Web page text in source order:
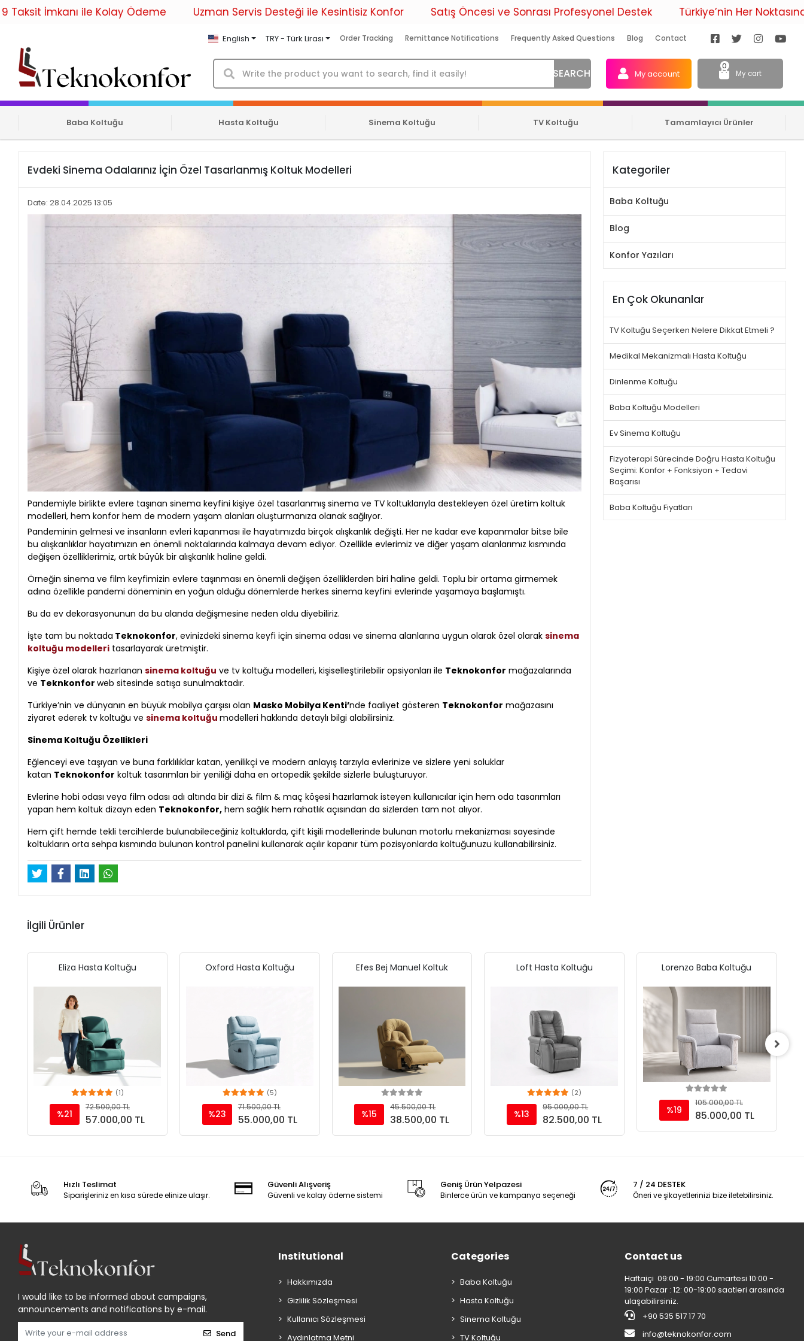
ile Kolay Ödeme Uzman Servis Desteği ile Kesintisiz Konfor Satış Öncesi ve Sonrası Profesyonel Destek Türkiye’nin Her Noktasına
English TRY - Türk Lirası Order Tracking Remittance Notifications Frequently Asked Questions Blog Contact
SEARCH My account My cart
0
Baba Koltuğu Hasta Koltuğu Sinema Koltuğu TV Koltuğu Tamamlayıcı Ürünler
Evdeki Sinema Odalarınız İçin Özel Tasarlanmış Koltuk Modelleri
Date: 28.04.2025 13:05
Pandemiyle birlikte evlere taşınan sinema keyfini kişiye özel tasarlanmış sinema ve TV koltuklarıyla destekleyen özel üretim koltuk
modelleri, hem konfor hem de modern yaşam alanları oluşturmanıza olanak sağlıyor.
Pandeminin gelmesi ve insanların evleri kapanması ile hayatımızda birçok alışkanlık değişti. Her ne kadar eve kapanmalar bitse bile
bu alışkanlıklar hayatımızın en önemli noktalarında kalmaya devam ediyor. Özellikle evlerimiz ve diğer yaşam alanlarımız kısmında
değişen özelliklerimiz, artık büyük bir alışkanlık haline geldi.
Örneğin sinema ve film keyfimizin evlere taşınması en önemli değişen özelliklerden biri haline geldi. Toplu bir ortama girmemek
adına özellikle pandemi döneminin en yoğun olduğu dönemlerde herkes sinema keyfini evlerinde yaşamaya başlamıştı.
Bu da ev dekorasyonunun da bu alanda değişmesine neden oldu diyebiliriz.
İşte tam bu noktada Teknokonfor, evinizdeki sinema keyfi için sinema odası ve sinema alanlarına uygun olarak özel olaraksinema
koltuğu modelleri tasarlayarak üretmiştir.
Kişiye özel olarak hazırlanansinema koltuğu ve tv koltuğu modelleri, kişiselleştirilebilir opsiyonları ile Teknokonfor mağazalarında
ve Teknkonforweb sitesinde satışa sunulmaktadır.
Türkiye’nin ve dünyanın en büyük mobilya çarşısı olan Masko Mobilya Kenti’nde faaliyet gösteren Teknokonfor mağazasını
ziyaret ederek tv koltuğu vesinema koltuğumodelleri hakkında detaylı bilgi alabilirsiniz.
Sinema Koltuğu Özellikleri
Eğlenceyi eve taşıyan ve buna farklılıklar katan, yenilikçi ve modern anlayış tarzıyla evlerinize ve sizlere yeni soluklar
katan Teknokonfor koltuk tasarımları bir yeniliği daha en ortopedik şekilde sizlerle buluşturuyor.
Evlerine hobi odası veya film odası adı altında bir dizi & film & maç köşesi hazırlamak isteyen kullanıcılar için hem oda tasarımları
yapan hem koltuk dizayn eden Teknokonfor, hem sağlık hem rahatlık açısından da sizlerden tam not alıyor.
Hem çift hemde tekli tercihlerde bulunabileceğiniz koltuklarda, çift kişili modellerinde bulunan motorlu mekanizması sayesinde
koltukların orta sehpa kısmında bulunan kontrol panelini kullanarak açılır kapanır tüm pozisyonlarda koltuğunuzu kullanabilirsiniz.
Kategoriler
Baba Koltuğu
Blog
Konfor Yazıları
En Çok Okunanlar
TV Koltuğu Seçerken Nelere Dikkat Etmeli ?
Medikal Mekanizmalı Hasta Koltuğu
Dinlenme Koltuğu
Baba Koltuğu Modelleri
Ev Sinema Koltuğu
Fizyoterapi Sürecinde Doğru Hasta Koltuğu
Seçimi: Konfor + Fonksiyon + Tedavi
Başarısı
Baba Koltuğu Fiyatları
İlgili Ürünler
Eliza Hasta Koltuğu
Add to cart
(1)
%21
72.500,00 TL
57.000,00 TL
Oxford Hasta Koltuğu
Add to cart
(5)
%23
71.500,00 TL
55.000,00 TL
Efes Bej Manuel Koltuk
Add to cart
%15
45.500,00 TL
38.500,00 TL
Loft Hasta Koltuğu
Add to cart
(2)
%13
95.000,00 TL
82.500,00 TL
Lorenzo Baba Koltuğu
%19
105.000,00 TL
85.000,00 TL
Hızlı Teslimat
Siparişleriniz en kısa sürede elinize ulaşır.
Güvenli Alışveriş
Güvenli ve kolay ödeme sistemi
Geniş Ürün Yelpazesi
Binlerce ürün ve kampanya seçeneği
7 / 24 DESTEK
Öneri ve şikayetlerinizi bize iletebilirsiniz.
I would like to be informed about campaigns,
announcements and notifications by e-mail.
Send
Institutional
Hakkımızda
Gizlilik Sözleşmesi
Kullanıcı Sözleşmesi
Aydınlatma Metni
Categories
Baba Koltuğu
Hasta Koltuğu
Sinema Koltuğu
TV Koltuğu
Contact us
Haftaiçi 09:00 - 19:00 Cumartesi 10:00 -
19:00 Pazar : 12: 00-19:00 saatleri arasında
ulaşabilirsiniz.
+90 535 517 17 70
info@teknokonfor.com